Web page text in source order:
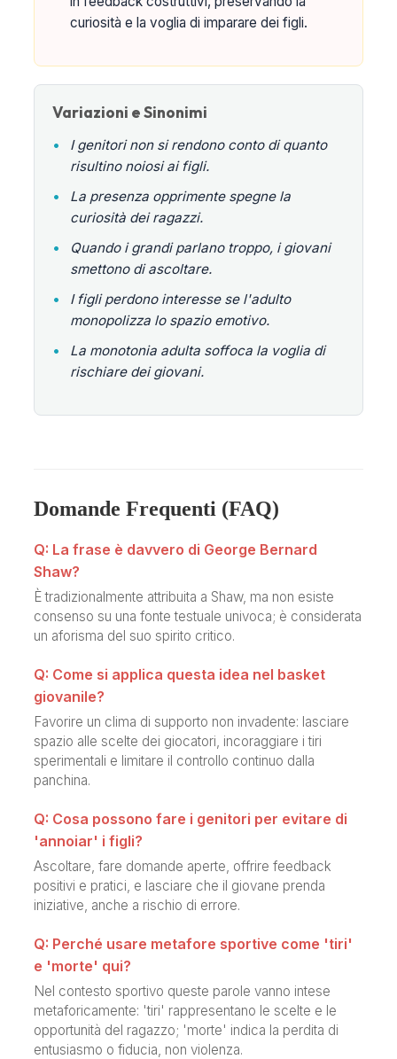
curiosità e la voglia di imparare dei figli.
Variazioni e Sinonimi
•
I genitori non si rendono conto di quanto
risultino noiosi ai figli.
•
La presenza opprimente spegne la
curiosità dei ragazzi.
•
Quando i grandi parlano troppo, i giovani
smettono di ascoltare.
•
I figli perdono interesse se l'adulto
monopolizza lo spazio emotivo.
•
La monotonia adulta soffoca la voglia di
rischiare dei giovani.
Domande Frequenti (FAQ)
Q: La frase è davvero di George Bernard
Shaw?
È tradizionalmente attribuita a Shaw, ma non esiste
consenso su una fonte testuale univoca; è considerata
un aforisma del suo spirito critico.
Q: Come si applica questa idea nel basket
giovanile?
Favorire un clima di supporto non invadente: lasciare
spazio alle scelte dei giocatori, incoraggiare i tiri
sperimentali e limitare il controllo continuo dalla
panchina.
Q: Cosa possono fare i genitori per evitare di
'annoiar' i figli?
Ascoltare, fare domande aperte, offrire feedback
positivi e pratici, e lasciare che il giovane prenda
iniziative, anche a rischio di errore.
Q: Perché usare metafore sportive come 'tiri'
e 'morte' qui?
Nel contesto sportivo queste parole vanno intese
metaforicamente: 'tiri' rappresentano le scelte e le
opportunità del ragazzo; 'morte' indica la perdita di
entusiasmo o fiducia, non violenza.